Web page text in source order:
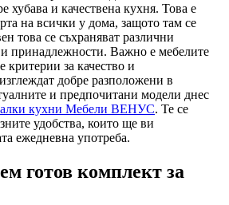
хубава и качествена кухня. Това е
на всички у дома, защото там се
това се съхраняват различни
принадлежности. Важно е мебелите
критерии за качество и
добре разположени в
и предпочитани модели днес
кухни Мебели ВЕНУС. Те се
удобства, които ще ви
ежедневна употреба.
готов комплект за